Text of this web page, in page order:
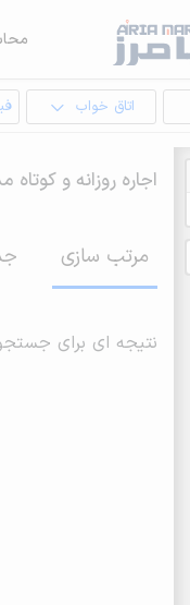
اتاق خواب
اجاره روزانه و
مرتب سازی
نتیجه ای برای